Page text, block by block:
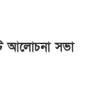
আলোচনা সভা